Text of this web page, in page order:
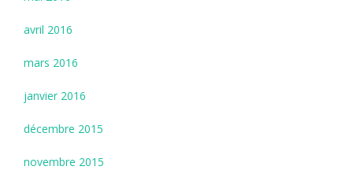
avril 2016
mars 2016
janvier 2016
décembre 2015
novembre 2015